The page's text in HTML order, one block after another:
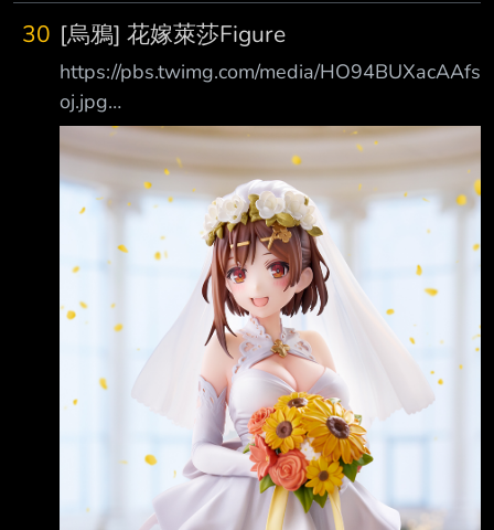
導致肺部壞死 是呼吸法的剋星 3.上弦參：猗窩
座 武鬥派高手 血鬼術「術式展開」能精準感知
敵人 4.上弦肆：鳴女 能自由操縱無限城 隨意改
變房間結構 傳送人員 能製造偵查眼球全方位偵
查 反觀鬼殺隊這邊 要情報沒情報 即使不算無慘
上弦前三位 不只戰力高出一大截 而且只要不要
被斬首就不會死 認真打團戰 一定能團滅鬼殺隊
30 [烏鴉] 花嫁萊莎Figure
https://pbs.twimg.com/media/HO94BUXacAAfs
oj.jpg
https://pbs.twimg.com/media/HO94DS9bMAE
AfIM.jpg ゲーム『ライザのアトリエ３ ～終わ
りの錬金術士と秘密の鍵～』から、ライザがな
んと ウェディングドレス姿でフィギュア
に！ ゲーム中では見られなかった、もしもの
花嫁姿 を連想させる作品です。 明日8月7日
（金）から、全国ホビーショップ、ECサイト
で予約受付開始です。
https://x.com/quesq_info/st